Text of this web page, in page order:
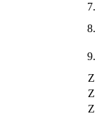
7.
8.
9.
Z
Z
Z